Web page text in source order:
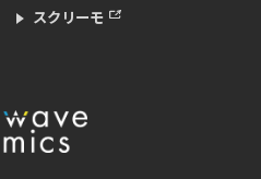
スクリーモ